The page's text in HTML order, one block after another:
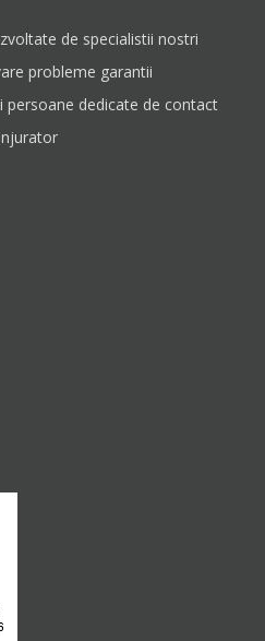
de specialistii nostri
probleme garantii
persoane dedicate de contact